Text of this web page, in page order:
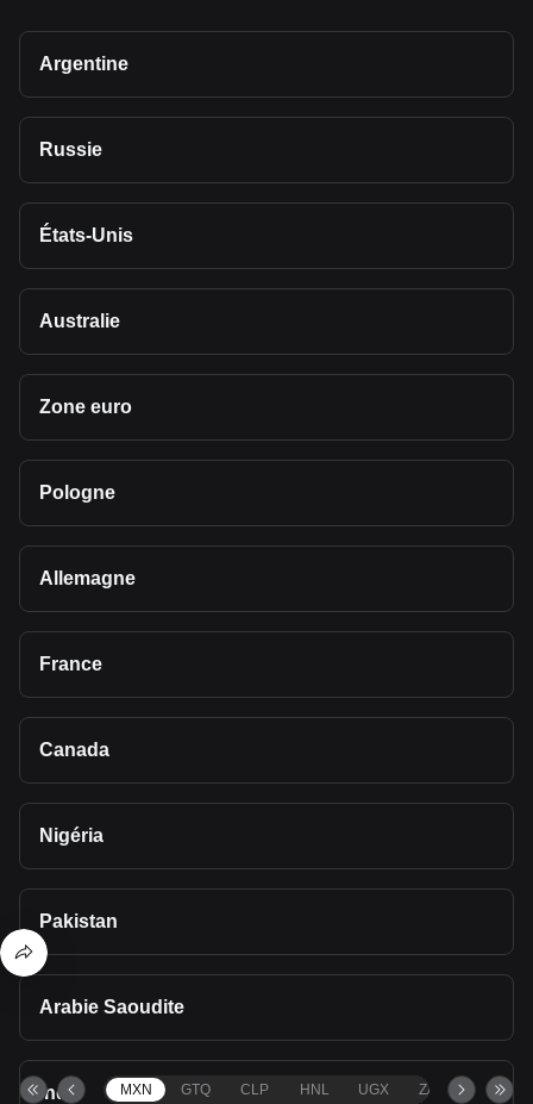
Argentine
Russie
États-Unis
Australie
Zone euro
Pologne
Allemagne
France
Canada
Nigéria
Pakistan
Arabie Saoudite
Inde MXN GTQ CLP HNL UGX ZAR TND